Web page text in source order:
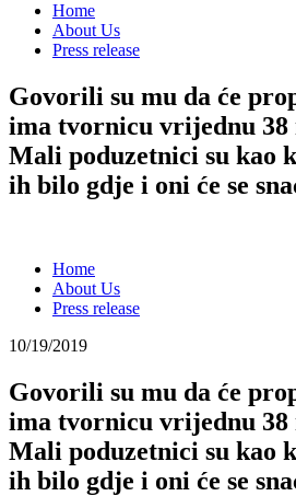
Home
About Us
Press release
Govorili su mu da će
ima tvornicu vrijednu
Mali poduzetnici su kao
ih bilo gdje i oni će se
Home
About Us
Press release
10/19/2019
Govorili su mu da će
ima tvornicu vrijednu
Mali poduzetnici su kao
ih bilo gdje i oni će se